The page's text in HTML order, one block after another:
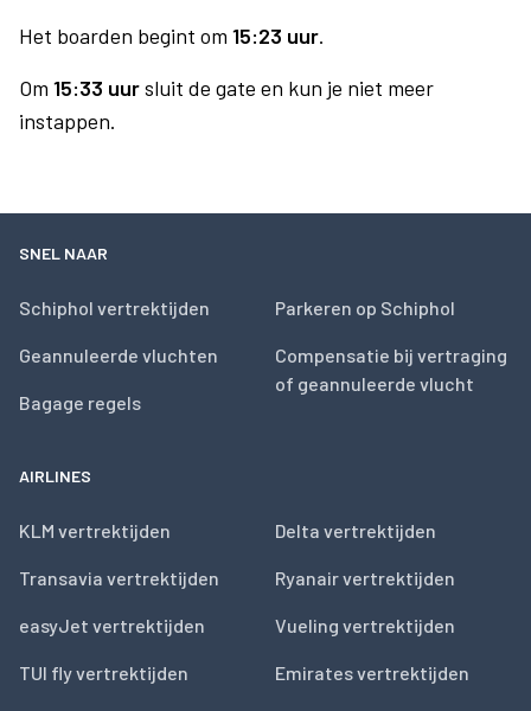
Het boarden begint om 15:23 uur.
Om 15:33 uursluit de gate en kun je niet meer
instappen.
SNEL NAAR
Schiphol vertrektijden
Geannuleerde vluchten
Bagage regels
Parkeren op Schiphol
Compensatie bij vertraging
of geannuleerde vlucht
AIRLINES
KLM vertrektijden
Transavia vertrektijden
easyJet vertrektijden
TUI fly vertrektijden
Delta vertrektijden
Ryanair vertrektijden
Vueling vertrektijden
Emirates vertrektijden